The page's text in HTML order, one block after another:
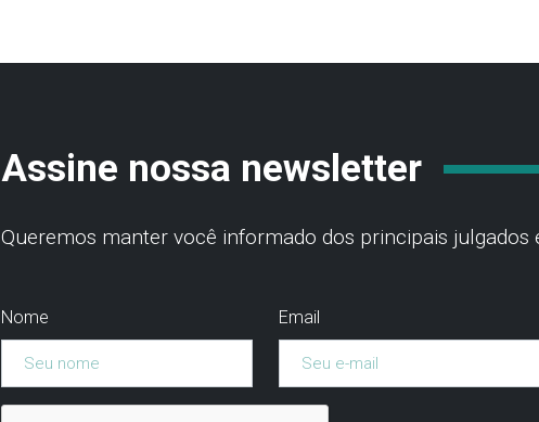
Assine nossa newsletter
Queremos manter você informado dos principais julgados
Nome Email